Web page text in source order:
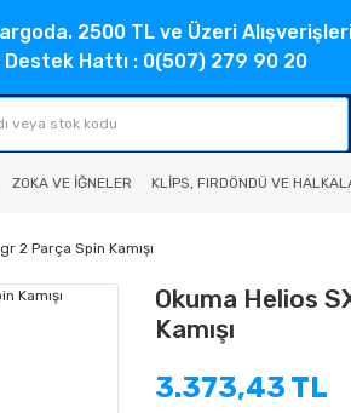
2500 TL ve Üzeri
Hattı : 0(507) 279 90 20
ZOKA VE İĞNELER KLIPS, FIRDÖNDÜ VE
2 Parça Spin Kamışı
Okuma Helios
Kamışı
3.373,43 TL